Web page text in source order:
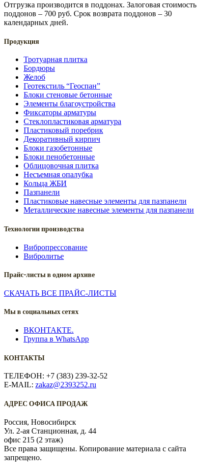
Отгрузка производится в поддонах. Залоговая стоимость
поддонов – 700 руб. Срок возврата поддонов – 30
календарных дней.
Продукция
Тротуарная плитка
Бордюры
Желоб
Геотекстиль “Геоспан”
Блоки стеновые бетонные
Элементы благоустройства
Фиксаторы арматуры
Стеклопластиковая арматура
Пластиковый поребрик
Декоративный кирпич
Блоки газобетонные
Блоки пенобетонные
Облицовочная плитка
Несъемная опалубка
Кольца ЖБИ
Пазпанели
Пластиковые навесные элементы для пазпанели
Металлические навесные элементы для пазпанели
Технологии производства
Вибропрессование
Вибролитье
Прайс-листы в одном архиве
СКАЧАТЬ ВСЕ ПРАЙС-ЛИСТЫ
Мы в социальных сетях
ВКОНТАКТЕ.
Группа в WhatsApp
КОНТАКТЫ
ТЕЛЕФОН: +7 (383) 239-32-52
E-MAIL: zakaz@2393252.ru
АДРЕС ОФИСА ПРОДАЖ
Россия, Новосибирск
Ул. 2-ая Станционная, д. 44
офис 215 (2 этаж)
Все права защищены. Копирование материала с сайта
запрещено.